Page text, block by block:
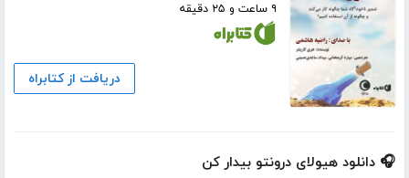
۹ ساعت و ۲۵ دقیقه
دریافت از کتابراه
🎧 دانلود هیولای درونتو بیدار کن